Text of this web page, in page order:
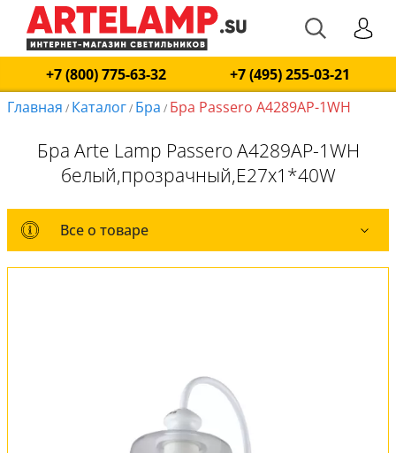
+7 (800) 775-63-32
+7 (495) 255-03-21
Главная / Каталог/ Бра / Бра Passero A4289AP-1WH
Бра Arte Lamp Passero A4289AP-1WH
белый,прозрачный,E27x1*40W
Все о товаре
Все о товаре
Оплата и доставка
Обмен и возврат